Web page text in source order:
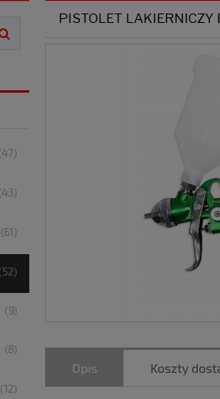
(47)
(43)
(61)
(52)
(9)
(8)
(12)
PISTOLET LAKIERNICZY
Opis Koszty